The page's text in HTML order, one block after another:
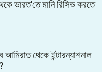
ভারত'তে মানি রিসিভ করতে
থেকে ইন্টারন্যাশনাল